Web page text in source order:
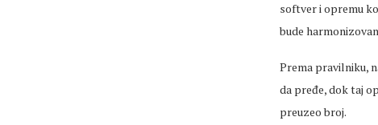
softver i opremu
bude
Prema pravilniku,
da pređe, dok taj
preuzeo broj.